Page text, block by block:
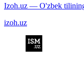
Izoh.uz — O'zbek
izoh.uz